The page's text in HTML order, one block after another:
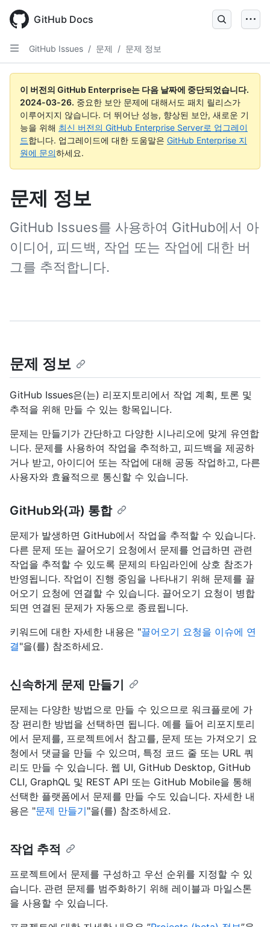
main
content
GitHub Docs
GitHub Issues / 문제 / 문제 정보
이 버전의 GitHub Enterprise는 다음 날짜에 중단되었습니다.
2024-03-26. 중요한 보안 문제에 대해서도 패치 릴리스가
이루어지지 않습니다. 더 뛰어난 성능, 향상된 보안, 새로운 기
능을 위해 최신 버전의 GitHub Enterprise Server로 업그레이
드합니다. 업그레이드에 대한 도움말은 GitHub Enterprise 지
원에 문의하세요.
문제 정보
GitHub Issues를 사용하여 GitHub에서 아
이디어, 피드백, 작업 또는 작업에 대한 버
그를 추적합니다.
문제 정보
GitHub Issues은(는) 리포지토리에서 작업 계획, 토론 및
추적을 위해 만들 수 있는 항목입니다.
문제는 만들기가 간단하고 다양한 시나리오에 맞게 유연합
니다. 문제를 사용하여 작업을 추적하고, 피드백을 제공하
거나 받고, 아이디어 또는 작업에 대해 공동 작업하고, 다른
사용자와 효율적으로 통신할 수 있습니다.
GitHub와(과) 통합
문제가 발생하면 GitHub에서 작업을 추적할 수 있습니다.
다른 문제 또는 끌어오기 요청에서 문제를 언급하면 관련
작업을 추적할 수 있도록 문제의 타임라인에 상호 참조가
반영됩니다. 작업이 진행 중임을 나타내기 위해 문제를 끌
어오기 요청에 연결할 수 있습니다. 끌어오기 요청이 병합
되면 연결된 문제가 자동으로 종료됩니다.
키워드에 대한 자세한 내용은 "끌어오기 요청을 이슈에 연
결"을(를) 참조하세요.
신속하게 문제 만들기
문제는 다양한 방법으로 만들 수 있으므로 워크플로에 가
장 편리한 방법을 선택하면 됩니다. 예를 들어 리포지토리
에서 문제를, 프로젝트에서 참고를, 문제 또는 가져오기 요
청에서 댓글을 만들 수 있으며, 특정 코드 줄 또는 URL 쿼
리도 만들 수 있습니다. 웹 UI, GitHub Desktop, GitHub
CLI, GraphQL 및 REST API 또는 GitHub Mobile을 통해
선택한 플랫폼에서 문제를 만들 수도 있습니다. 자세한 내
용은 "문제 만들기"을(를) 참조하세요.
작업 추적
프로젝트에서 문제를 구성하고 우선 순위를 지정할 수 있
습니다. 관련 문제를 범주화하기 위해 레이블과 마일스톤
을 사용할 수 있습니다.